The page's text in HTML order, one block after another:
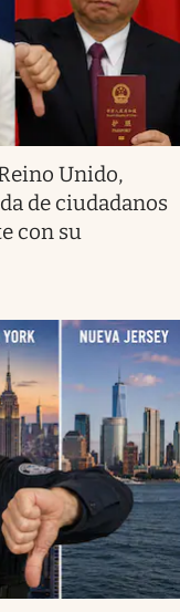
Unido,
de ciudadanos
con su